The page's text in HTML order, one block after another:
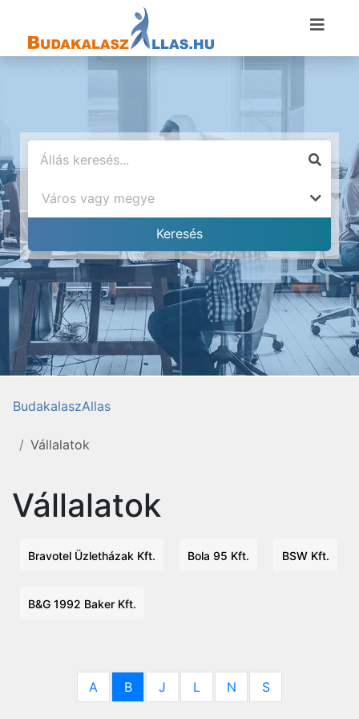
BudakalaszAllas
Vállalatok
Vállalatok
Bravotel Üzletházak Kft. Bola 95 Kft. BSW Kft.
B&G 1992 Baker Kft.
A B J L N S